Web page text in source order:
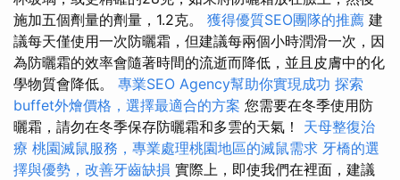
施加五個劑量的劑量，1.2克。 獲得優質SEO團隊的推薦 建
議每天僅使用一次防曬霜，但建議每兩個小時潤滑一次，因
為防曬霜的效率會隨著時間的流逝而降低，並且皮膚中的化
學物質會降低。 專業SEO Agency幫助你實現成功 探索
buffet外燴價格，選擇最適合的方案 您需要在冬季使用防
曬霜，請勿在冬季保存防曬霜和多雲的天氣！ 天母整復治
療 桃園滅鼠服務，專業處理桃園地區的滅鼠需求 牙橋的選
擇與優勢，改善牙齒缺損 實際上，即使我們在裡面，建議